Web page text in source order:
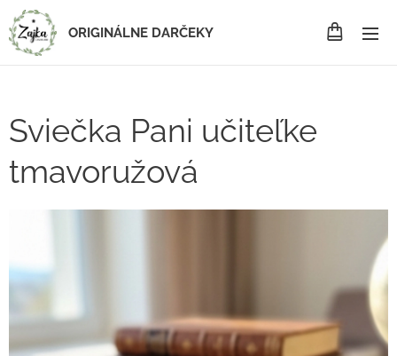
ORIGINÁLNE DARČEKY
Sviečka Pani učiteľke
tmavoružová